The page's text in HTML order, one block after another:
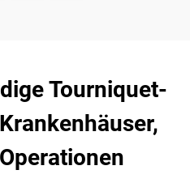
Tourniquet-